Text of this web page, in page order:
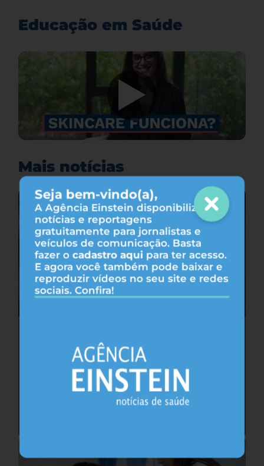
Seja bem-vindo(a),
A Agência Einstein disponibiliza
notícias e reportagens
gratuitamente para jornalistas e
veículos de comunicação. Basta
fazer o cadastro aqui para ter acesso.
E agora você também pode baixar e
reproduzir vídeos no seu site e redes
sociais. Confira!
Educação em Saúde
Mais notícias
Cafeína pode ajudar na memória após
privação do sono, sugere estudo